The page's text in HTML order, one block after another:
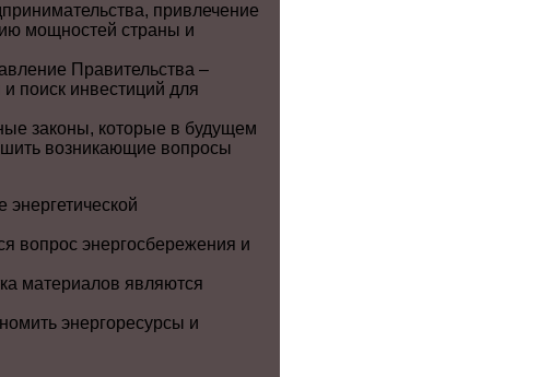
привлечение
мощностей страны и
Правительства –
поиск инвестиций для
законы, которые в будущем
возникающие вопросы
вопрос энергосбережения и
материалов являются
энергоресурсы и